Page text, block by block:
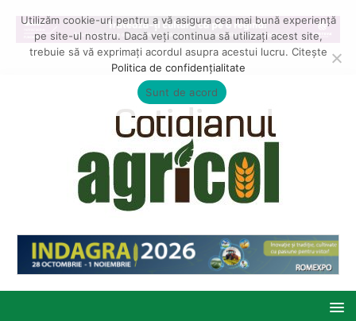
Utilizăm cookie-uri pentru a vă asigura cea mai bună experiență
pe site-ul nostru. Dacă veți continua să utilizați acest site,
trebuie să vă exprimați acordul asupra acestui lucru. Citește
Politica de confidențialitate
Sunt de acord